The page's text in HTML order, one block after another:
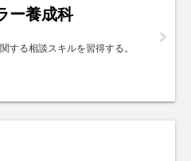
ー養成科
する相談スキルを習得する。